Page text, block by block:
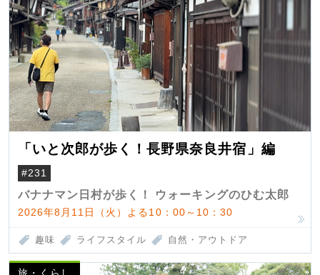
「いと次郎が歩く！長野県奈良井宿」編
#231
バナナマン日村が歩く！ ウォーキングのひむ太郎
2026年8月11日（火）よる10：00～10：30
趣味 ライフスタイル 自然・アウトドア